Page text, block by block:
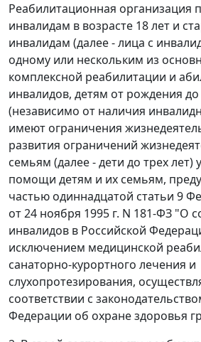
Реабилитационная организация
инвалидам в возрасте 18 лет и
инвалидам (далее - лица с
одному или нескольким из
комплексной реабилитации и
инвалидов, детям от рождения до
(независимо от наличия
имеют ограничения
развития ограничений
семьям (далее - дети до трех лет)
помощи детям и их семьям,
частью одиннадцатой статьи 9
от 24 ноября 1995 г. N 181-ФЗ "О
инвалидов в Российской
исключением медицинской
санаторно-курортного лечения и
слухопротезирования,
соответствии с
Федерации об охране здоровья